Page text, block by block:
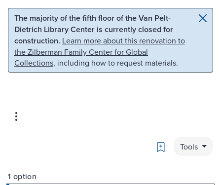
Skip to main content Skip to search
The majority of the fifth floor of the Van Pelt-
Dietrich Library Center is currently closed for
construction. Learn more about this renovation to
the Zilberman Family Center for Global
Collections, including how to request materials.
Bookmark
Tools
1 option